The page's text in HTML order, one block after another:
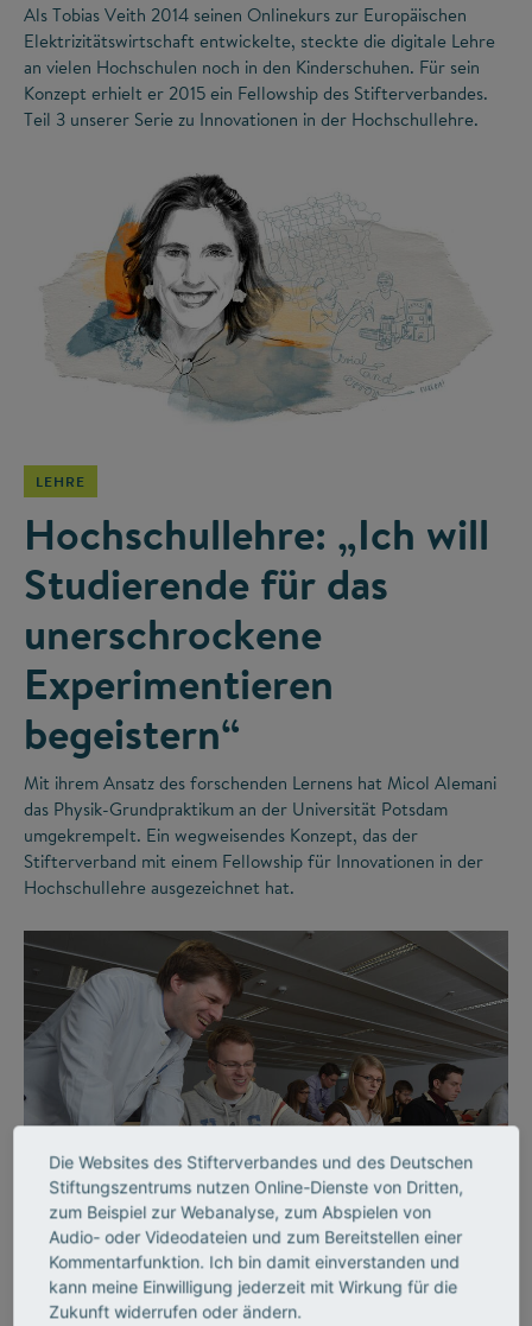
Als Tobias Veith 2014 seinen Onlinekurs zur Europäischen
Elektrizitätswirtschaft entwickelte, steckte die digitale Lehre
an vielen Hochschulen noch in den Kinderschuhen. Für sein
Konzept erhielt er 2015 ein Fellowship des Stifterverbandes.
Teil 3 unserer Serie zu Innovationen in der Hochschullehre.
LEHRE
Hochschullehre: „Ich will
Studierende für das
unerschrockene
Experimentieren
begeistern“
Mit ihrem Ansatz des forschenden Lernens hat Micol Alemani
das Physik-Grundpraktikum an der Universität Potsdam
umgekrempelt. Ein wegweisendes Konzept, das der
Stifterverband mit einem Fellowship für Innovationen in der
Hochschullehre ausgezeichnet hat.
©
LEHRE
Lehrende, die begeistern
Die Websites des Stifterverbandes und des Deutschen
Stiftungszentrums nutzen Online-Dienste von Dritten,
zum Beispiel zur Webanalyse, zum Abspielen von
Audio- oder Videodateien und zum Bereitstellen einer
Kommentarfunktion. Ich bin damit einverstanden und
kann meine Einwilligung jederzeit mit Wirkung für die
Zukunft widerrufen oder ändern.